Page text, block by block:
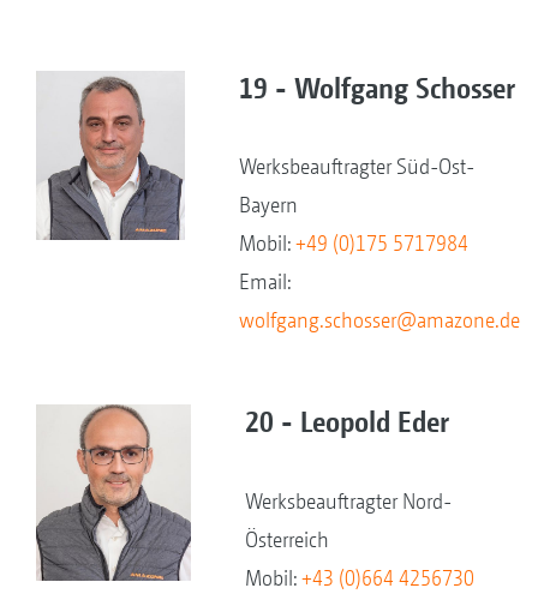
19 - Wolfgang Schosser
Werksbeauftragter Süd-Ost-
Bayern
Mobil:+49 (0)175 5717984
Email:
wolfgang.schosser@amazone.de
20 - Leopold Eder
Werksbeauftragter Nord-
Österreich
Mobil:+43 (0)664 4256730